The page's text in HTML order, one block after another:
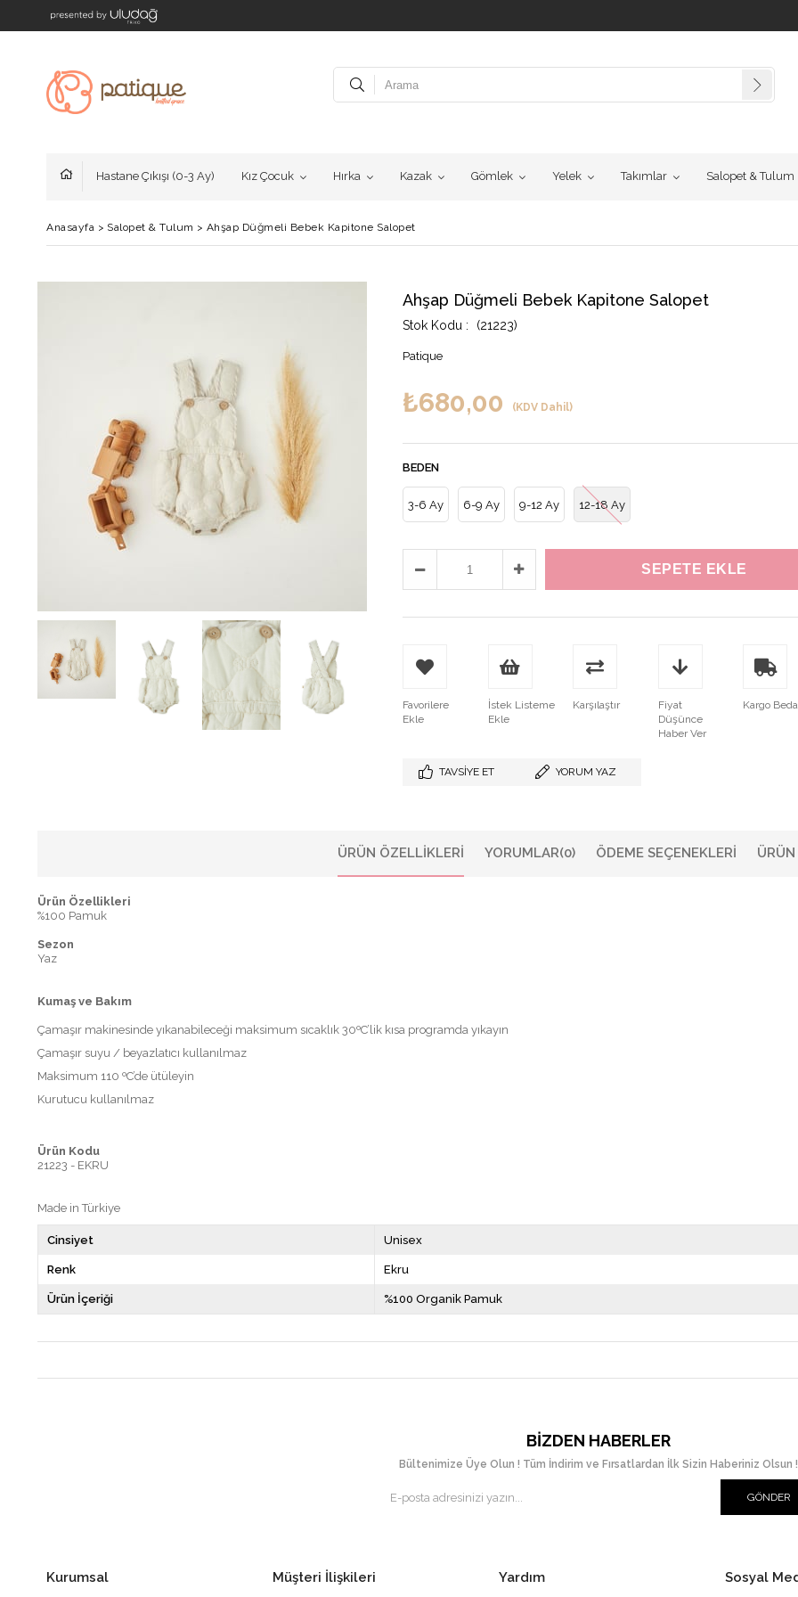
Hastane Çıkışı (0-3 Ay) Kız Çocuk Hırka Kazak Gömlek Yelek Takımlar Salopet & Tulum
Anasayfa > Salopet & Tulum > Ahşap Düğmeli Bebek Kapitone Salopet
Ahşap Düğmeli Bebek Kapitone Salopet
(21223)
Patique
₺680,00 (KDV Dahil)
BEDEN
3-6 Ay 6-9 Ay 9-12 Ay 12-18 Ay
Favorilere
Ekle
İstek Listeme
Ekle
Karşılaştır
Fiyat
Düşünce
Haber Ver
Kargo
TAVSIYE ET YORUM YAZ
ÜRÜN ÖZELLIKLERI YORUMLAR(0) ÖDEME SEÇENEKLERI
Ürün Özellikleri
%100 Pamuk
Sezon
Yaz
Kumaş ve Bakım
Çamaşır makinesinde yıkanabileceği maksimum sıcaklık 30ºC’lik kısa programda yıkayın
Çamaşır suyu / beyazlatıcı kullanılmaz
Maksimum 110 ºC’de ütüleyin
Kurutucu kullanılmaz
Ürün Kodu
21223 - EKRU
Made in Türkiye
Cinsiyet Unisex
Renk Ekru
Ürün İçeriği %100 Organik Pamuk
BIZDEN HABERLER
Bültenimize Üye Olun ! Tüm İndirim ve Fırsatlardan İlk Sizin Haberiniz Olsun !
GÖNDER
Kurumsal Müşteri İlişkileri Yardım Sosyal